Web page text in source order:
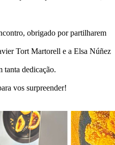
obrigado por partilharem
Tort Martorell e a Elsa Núñez
tanta dedicação.
vos surpreender!